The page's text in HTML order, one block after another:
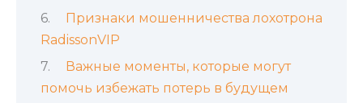
Признаки мошенничества лохотрона
RadissonVIP
Важные моменты, которые могут
помочь избежать потерь в будущем